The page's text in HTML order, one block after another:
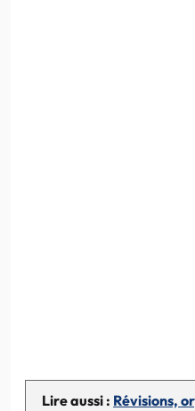
Lire aussi : Révisions,